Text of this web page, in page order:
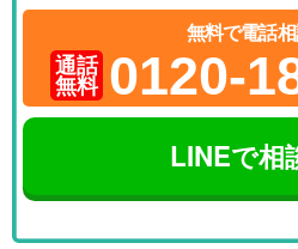
無料で電話
通話
無料 0120-
LINEで相